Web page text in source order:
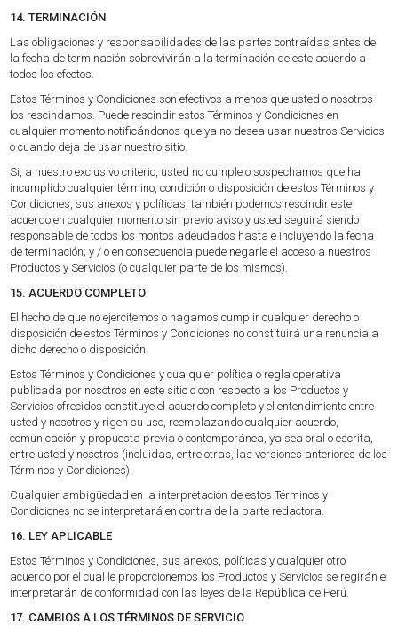
14. TERMINACIÓN
Las obligaciones y responsabilidades de las partes contraídas antes de
la fecha de terminación sobrevivirán a la terminación de este acuerdo a
todos los efectos.
Estos Términos y Condiciones son efectivos a menos que usted o nosotros
los rescindamos. Puede rescindir estos Términos y Condiciones en
cualquier momento notificándonos que ya no desea usar nuestros Servicios
o cuando deja de usar nuestro sitio.
Si, a nuestro exclusivo criterio, usted no cumple o sospechamos que ha
incumplido cualquier término, condición o disposición de estos Términos y
Condiciones, sus anexos y políticas, también podemos rescindir este
acuerdo en cualquier momento sin previo aviso y usted seguirá siendo
responsable de todos los montos adeudados hasta e incluyendo la fecha
de terminación; y / o en consecuencia puede negarle el acceso a nuestros
Productos y Servicios (o cualquier parte de los mismos).
15. ACUERDO COMPLETO
El hecho de que no ejercitemos o hagamos cumplir cualquier derecho o
disposición de estos Términos y Condiciones no constituirá una renuncia a
dicho derecho o disposición.
Estos Términos y Condiciones y cualquier política o regla operativa
publicada por nosotros en este sitio o con respecto a los Productos y
Servicios ofrecidos constituye el acuerdo completo y el entendimiento entre
usted y nosotros y rigen su uso, reemplazando cualquier acuerdo,
comunicación y propuesta previa o contemporánea, ya sea oral o escrita,
entre usted y nosotros (incluidas, entre otras, las versiones anteriores de los
Términos y Condiciones).
Cualquier ambigüedad en la interpretación de estos Términos y
Condiciones no se interpretará en contra de la parte redactora.
16. LEY APLICABLE
Estos Términos y Condiciones, sus anexos, políticas y cualquier otro
acuerdo por el cual le proporcionemos los Productos y Servicios se regirán e
interpretarán de conformidad con las leyes de la República de Perú.
17. CAMBIOS A LOS TÉRMINOS DE SERVICIO